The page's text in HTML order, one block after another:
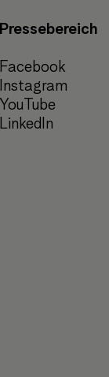
Pressebereich
Facebook
Instagram
YouTube
LinkedIn